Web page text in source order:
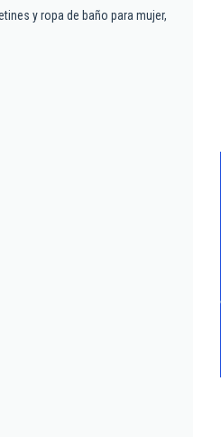
y ropa de baño para mujer,